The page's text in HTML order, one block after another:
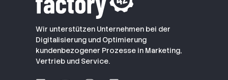
Wir unterstützen Unternehmen bei der
Digitalisierung und Optimierung
kundenbezogener Prozesse in Marketing,
Vertrieb und Service.